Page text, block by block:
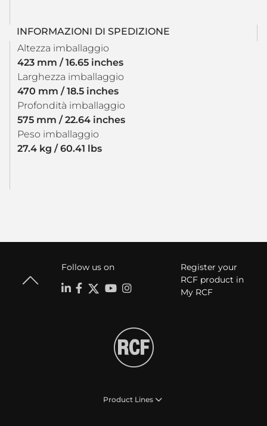
INFORMAZIONI DI SPEDIZIONE
Altezza imballaggio
423 mm / 16.65 inches
Larghezza imballaggio
470 mm / 18.5 inches
Profondità imballaggio
575 mm / 22.64 inches
Peso imballaggio
27.4 kg / 60.41 lbs
Follow us on
Register your
RCF product in
My RCF
Product Lines